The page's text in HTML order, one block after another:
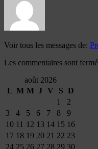
Voir tous les messages de:
Les commentaires sont
août 2026
L M M J V S D
1
2
3
4 5 6 7 8
9
10 11 12 13 14 15 16
17 18 19 20 21 22 23
24 25 26 27 28 29 30